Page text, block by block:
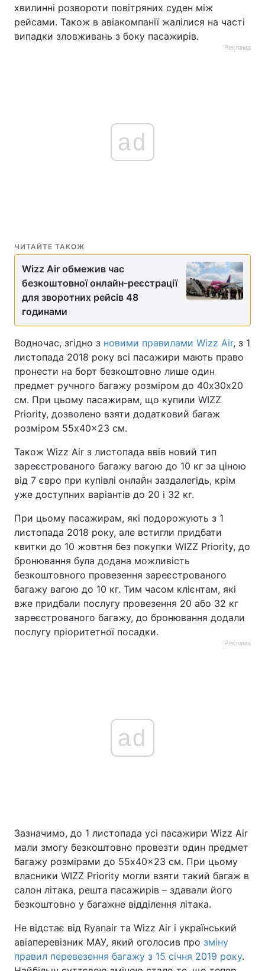
хвилинні розвороти повітряних суден між
рейсами. Також в авіакомпанії жалілися на часті
випадки зловживань з боку пасажирів.
Реклама
ad
ЧИТАЙТЕ ТАКОЖ
Wizz Air обмежив час
безкоштовної онлайн-реєстрації
для зворотних рейсів 48
годинами
Водночас, згідно з новими правилами Wizz Air, з 1
листопада 2018 року всі пасажири мають право
пронести на борт безкоштовно лише один
предмет ручного багажу розміром до 40х30х20
см. При цьому пасажирам, що купили WIZZ
Priority, дозволено взяти додатковий багаж
розміром 55x40x23 см.
Також Wizz Air з листопада ввів новий тип
зареєстрованого багажу вагою до 10 кг за ціною
від 7 євро при купівлі онлайн заздалегідь, крім
уже доступних варіантів до 20 і 32 кг.
При цьому пасажирам, які подорожують з 1
листопада 2018 року, але встигли придбати
квитки до 10 жовтня без покупки WIZZ Priority, до
бронювання була додана можливість
безкоштовного провезення зареєстрованого
багажу вагою до 10 кг. Тим часом клієнтам, які
вже придбали послугу провезення 20 або 32 кг
зареєстрованого багажу, до бронювання додали
послугу пріоритетної посадки.
Реклама
ad
Зазначимо, до 1 листопада усі пасажири Wizz Air
мали змогу безкоштовно провезти один предмет
багажу розмірами до 55x40x23 см. При цьому
власники WIZZ Priority могли взяти такий багаж в
салон літака, решта пасажирів – здавали його
безкоштовно у багажне відділення літака.
Не відстає від Ryanair та Wizz Air і український
авіаперевізник МАУ, який оголосив про зміну
правил перевезення багажу з 15 січня 2019 року.